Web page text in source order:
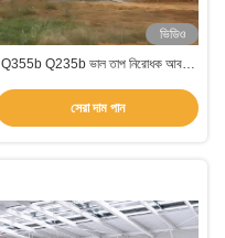
ভিডিও
Q355b Q235b ভাল তাপ নিরোধক আবরণ
সেরা দাম পান